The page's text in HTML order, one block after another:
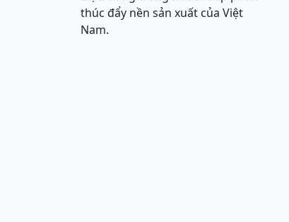
thúc đẩy nền sản xuất của Việt
Nam.